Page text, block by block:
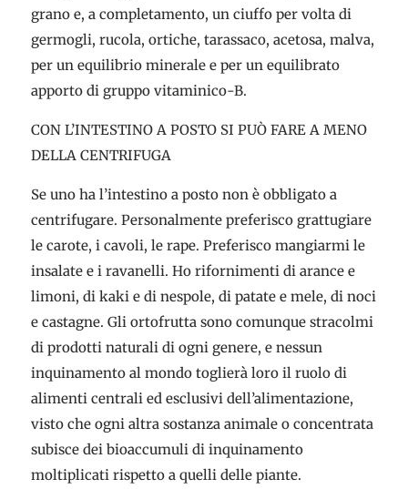
grano e, a completamento, un ciuffo per volta di
germogli, rucola, ortiche, tarassaco, acetosa, malva,
per un equilibrio minerale e per un equilibrato
apporto di gruppo vitaminico-B.
CON L’INTESTINO A POSTO SI PUÒ FARE A MENO
DELLA CENTRIFUGA
Se uno ha l’intestino a posto non è obbligato a
centrifugare. Personalmente preferisco grattugiare
le carote, i cavoli, le rape. Preferisco mangiarmi le
insalate e i ravanelli. Ho rifornimenti di arance e
limoni, di kaki e di nespole, di patate e mele, di noci
e castagne. Gli ortofrutta sono comunque stracolmi
di prodotti naturali di ogni genere, e nessun
inquinamento al mondo toglierà loro il ruolo di
alimenti centrali ed esclusivi dell’alimentazione,
visto che ogni altra sostanza animale o concentrata
subisce dei bioaccumuli di inquinamento
moltiplicati rispetto a quelli delle piante.